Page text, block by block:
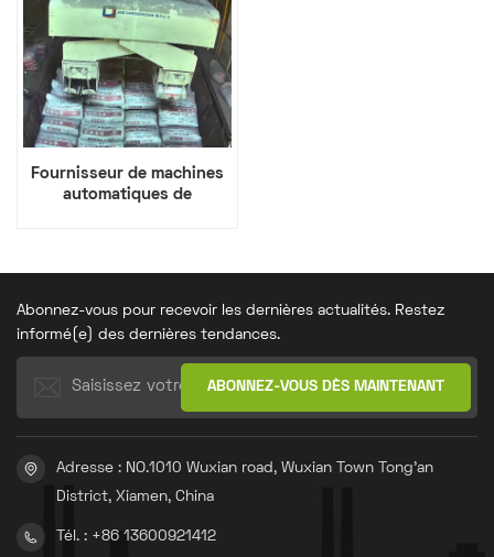
Fournisseur de machines
automatiques de
Abonnez-vous pour recevoir les dernières actualités. Restez
informé(e) des dernières tendances.
Adresse : NO.1010 Wuxian road, Wuxian Town Tong'an
District, Xiamen, China
Tél. : +86 13600921412